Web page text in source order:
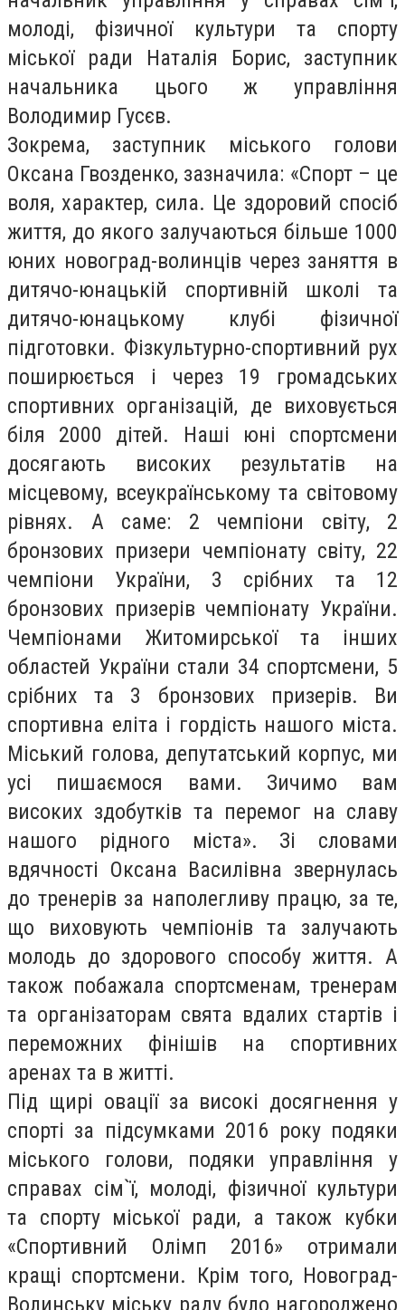
молоді, фізичної культури та спорту
міської ради Наталія Борис, заступник
начальника цього ж управління
Володимир Гусєв.
Зокрема, заступник міського голови
Оксана Гвозденко, зазначила: «Спорт – це
воля, характер, сила. Це здоровий спосіб
життя, до якого залучаються більше 1000
юних новоград-волинців через заняття в
дитячо-юнацькій спортивній школі та
дитячо-юнацькому клубі фізичної
підготовки. Фізкультурно-спортивний рух
поширюється і через 19 громадських
спортивних організацій, де виховується
біля 2000 дітей. Наші юні спортсмени
досягають високих результатів на
місцевому, всеукраїнському та світовому
рівнях. А саме: 2 чемпіони світу, 2
бронзових призери чемпіонату світу, 22
чемпіони України, 3 срібних та 12
бронзових призерів чемпіонату України.
Чемпіонами Житомирської та інших
областей України стали 34 спортсмени, 5
срібних та 3 бронзових призерів. Ви
спортивна еліта і гордість нашого міста.
Міський голова, депутатський корпус, ми
усі пишаємося вами. Зичимо вам
високих здобутків та перемог на славу
нашого рідного міста». Зі словами
вдячності Оксана Василівна звернулась
до тренерів за наполегливу працю, за те,
що виховують чемпіонів та залучають
молодь до здорового способу життя. А
також побажала спортсменам, тренерам
та організаторам свята вдалих стартів і
переможних фінішів на спортивних
аренах та в житті.
Під щирі овації за високі досягнення у
спорті за підсумками 2016 року подяки
міського голови, подяки управління у
справах сім`ї, молоді, фізичної культури
та спорту міської ради, а також кубки
«Спортивний Олімп 2016» отримали
кращі спортсмени. Крім того, Новоград-
Волинську міську раду було нагороджено